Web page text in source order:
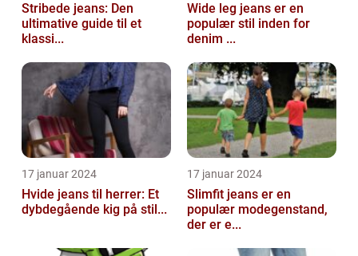
Stribede jeans: Den
ultimative guide til et
klassi...
Wide leg jeans er en
populær stil inden for
denim ...
17 januar 2024
Hvide jeans til herrer: Et
dybdegående kig på stil...
17 januar 2024
Slimfit jeans er en
populær modegenstand,
der er e...